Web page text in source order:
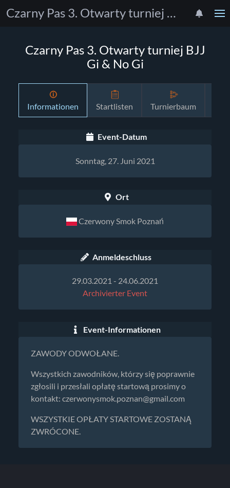
Czarny Pas 3. Otwarty turniej BJJ Gi & No Gi
Czarny Pas 3. Otwarty turniej BJJ
Gi & No Gi
Informationen Startlisten Turnierbaum
Event-Datum
Sonntag, 27. Juni 2021
Ort
Czerwony Smok Poznań
Anmeldeschluss
29.03.2021 - 24.06.2021
Archivierter Event
Event-Informationen
ZAWODY ODWOŁANE.
Wszystkich zawodników, którzy się poprawnie
zgłosili i przesłali opłatę startową prosimy o
kontakt: czerwonysmok.poznan@gmail.com
WSZYSTKIE OPŁATY STARTOWE ZOSTANĄ
ZWRÓCONE.